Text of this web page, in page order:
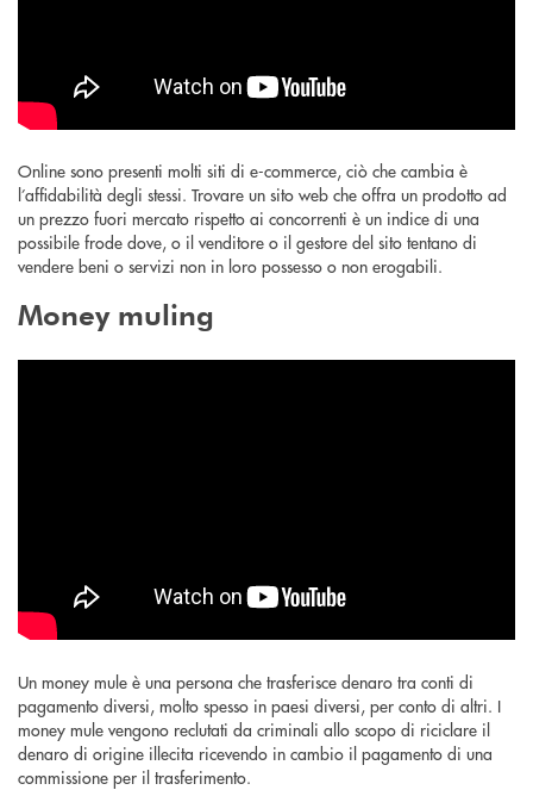
Online sono presenti molti siti di e-commerce, ciò che cambia è
l’affidabilità degli stessi. Trovare un sito web che offra un prodotto ad
un prezzo fuori mercato rispetto ai concorrenti è un indice di una
possibile frode dove, o il venditore o il gestore del sito tentano di
vendere beni o servizi non in loro possesso o non erogabili.
Money muling
Un money mule è una persona che trasferisce denaro tra conti di
pagamento diversi, molto spesso in paesi diversi, per conto di altri. I
money mule vengono reclutati da criminali allo scopo di riciclare il
denaro di origine illecita ricevendo in cambio il pagamento di una
commissione per il trasferimento.